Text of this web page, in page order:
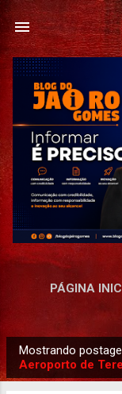
PÁGINA
o
Mostrando
Aeroporto de